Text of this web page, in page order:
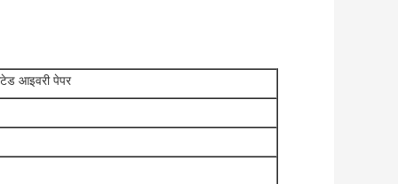
आइवरी पेपर